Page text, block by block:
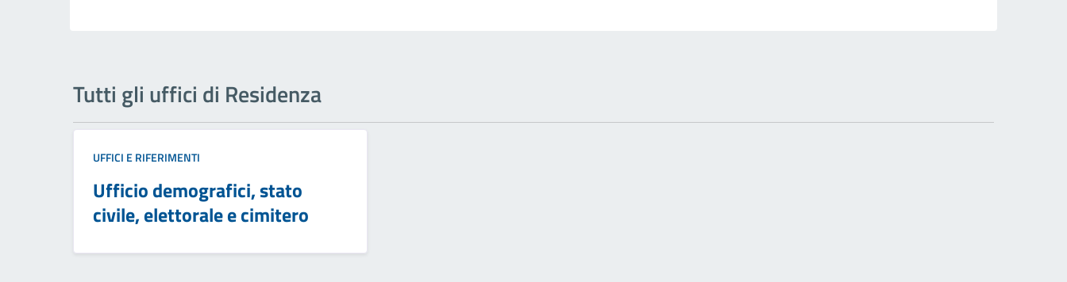
Tutti gli uffici di Residenza
UFFICI E RIFERIMENTI
Ufficio demografici, stato
civile, elettorale e cimitero